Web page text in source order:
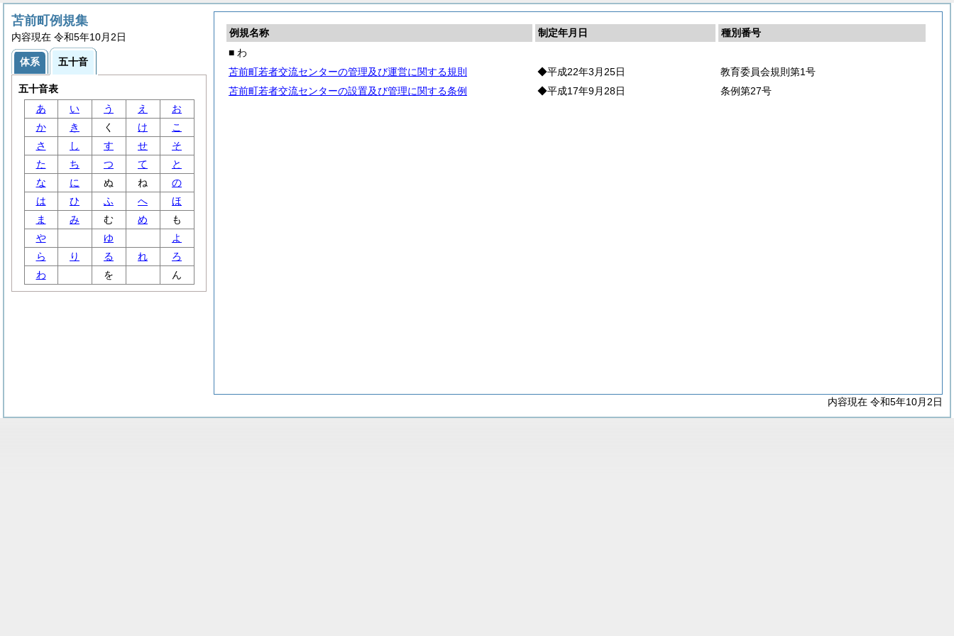
例規名称 制定年月日
種別番号
■ わ
苫前町若者交流センターの管理及び運営に関する規則
◆平成22年3月25日
教育委員会規則第1号
苫前町若者交流センターの設置及び管理に関する条例
◆平成17年9月28日 条例第27号
内容現在 令和5年10月2日
苫前町例規集
内容現在 令和5年10月2日
体系 五十音
五十音表
あ
い う え
お
か
き く け
こ
さ
し す せ
そ
た
ち つ て
と
な
に ぬ ね
の
は
ひ ふ へ
ほ
ま
み む め
も
や
ゆ
よ
ら
り る れ
ろ
わ
を ん